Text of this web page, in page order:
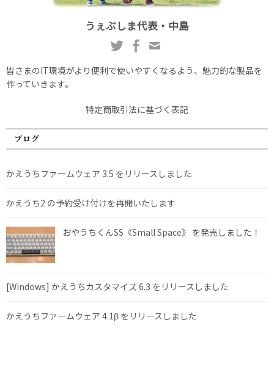
うぇぶしま代表・中島
皆さまのIT環境がより便利で使いやすくなるよう、魅力的な製品を
作っていきます。
特定商取引法に基づく表記
ブログ
かえうちファームウェア 3.5 をリリースしました
かえうち2 の予約受け付けを再開いたします
おやうちくんSS《Small Space》 を発売しました！
[Windows] かえうちカスタマイズ 6.3 をリリースしました
かえうちファームウェア 4.1β をリリースしました